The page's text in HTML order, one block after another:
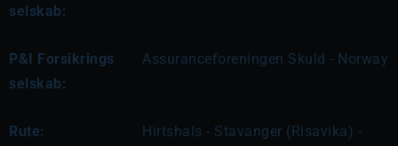
selskab:
P&I Forsikrings
selskab:
Assuranceforeningen Skuld - Norway
Rute:
Hirtshals - Stavanger (Risavika) -